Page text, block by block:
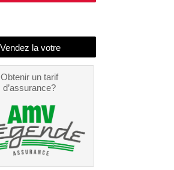
Obtenir un tarif
d’assurance?